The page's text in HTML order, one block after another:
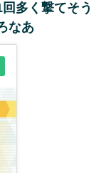
多く撃てそう
なあ